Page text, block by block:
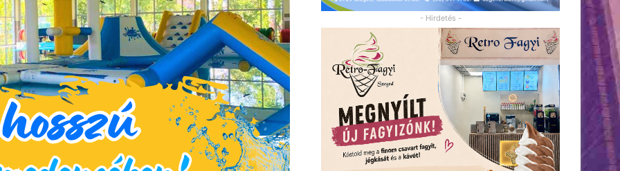
- Hirdetés -